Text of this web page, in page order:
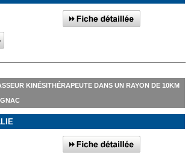
KINÉSITHÉRAPEUTE DANS UN RAYON DE 10KM